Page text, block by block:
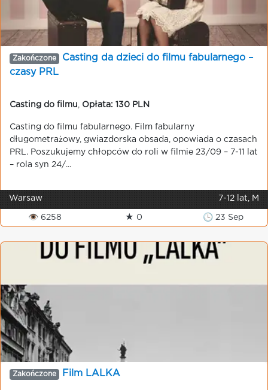
Zakończone
Casting da dzieci do filmu fabularnego –
czasy PRL
Casting do filmu Opłata: 130 PLN
Casting do filmu fabularnego. Film fabularny
długometrażowy, gwiazdorska obsada, opowiada o czasach
PRL. Poszukujemy chłopców do roli w filmie 23/09 – 7-11 lat
– rola syn 24/...
Warsaw 7-12 lat, M
👁 6258 ★ 0 🕒 23 Sep
Zakończone Film LALKA